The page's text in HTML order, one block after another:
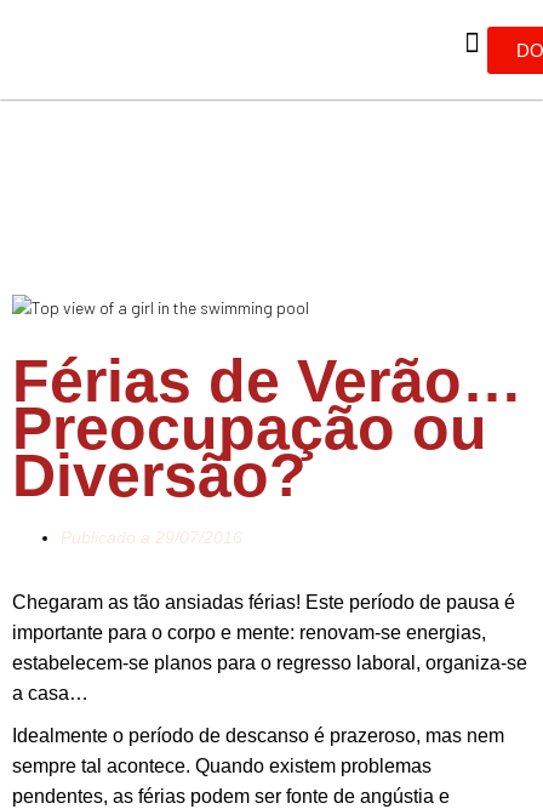
Férias de Verão…
Preocupação ou
Diversão?
Publicado a 29/07/2016
Chegaram as tão ansiadas férias! Este período de pausa é
importante para o corpo e mente: renovam-se energias,
estabelecem-se planos para o regresso laboral, organiza-se
a casa…
Idealmente o período de descanso é prazeroso, mas nem
sempre tal acontece. Quando existem problemas
pendentes, as férias podem ser fonte de angústia e